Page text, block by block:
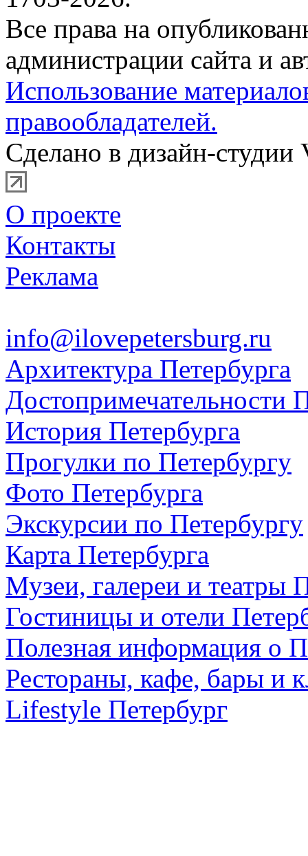
Все права на
администрации сайта и
Использование
правообладателей.
Сделано в дизайн-студии
О проекте
Контакты
Реклама
info@ilovepetersburg.ru
Архитектура Петербурга
Достопримечательности
История Петербурга
Прогулки по Петербургу
Фото Петербурга
Экскурсии по Петербургу
Карта Петербурга
Музеи, галереи и театры
Гостиницы и отели
Полезная информация о
Рестораны, кафе, бары и
Lifestyle Петербург